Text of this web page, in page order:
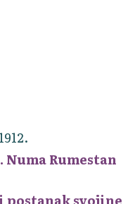
1912.
Rumestan
postanak svojine